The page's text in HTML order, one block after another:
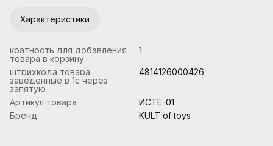
Характеристики
кратность для добавления
товара в корзину
1
штрихкода товара
заведенные в 1с через
запятую
4814126000426
Артикул товара
ИСТЕ-01
Бренд
KULT of toys